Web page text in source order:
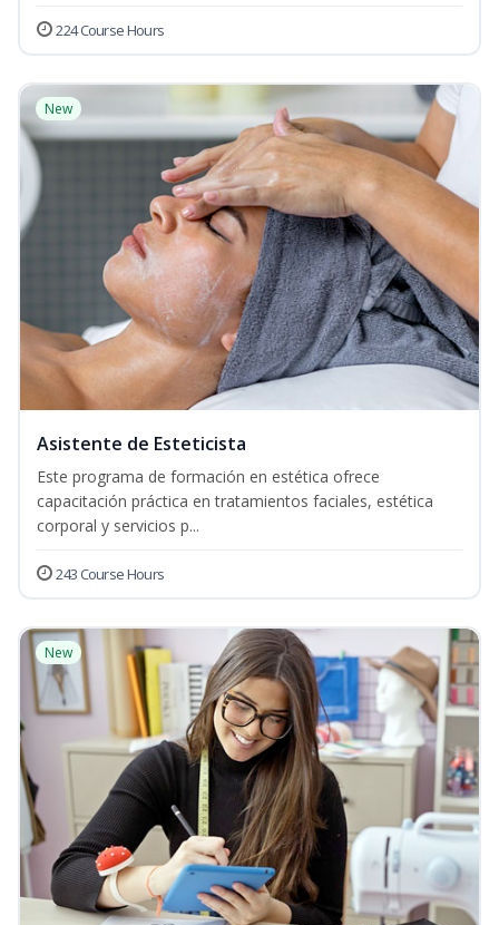
224 Course Hours
New
Asistente de Esteticista
Este programa de formación en estética ofrece
capacitación práctica en tratamientos faciales, estética
corporal y servicios p...
243 Course Hours
New